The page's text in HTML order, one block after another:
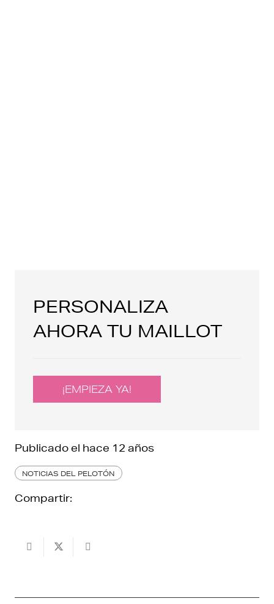
PERSONALIZA
AHORA TU MAILLOT
¡EMPIEZA YA!
Publicado el hace 12 años
NOTICIAS DEL PELOTÓN
Compartir: